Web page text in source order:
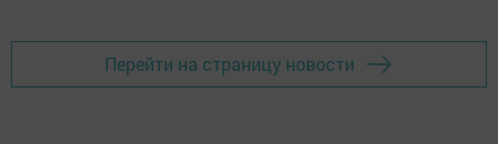
Перейти на страницу новости